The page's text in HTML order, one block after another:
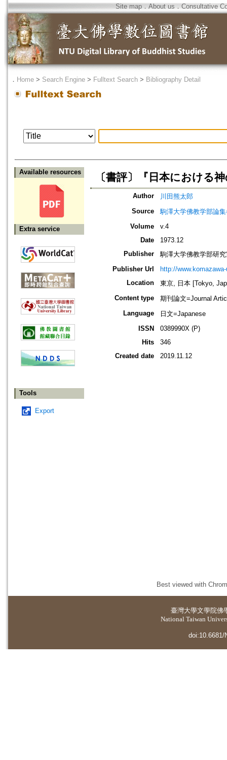
Site map．About us ． Consultative
． Home > Search Engine > Fulltext Search > Bibliography Detail
Available resources
Extra service
Tools
Export
〔書評〕『日本における
Author
川田熊太郎
Source
駒澤大学佛教学部論
Volume
v.4
Date
1973.12
Publisher
駒澤大学佛教学部研
Publisher Url
http://
Location
東京, 日本 [Tokyo,
Content type
期刊論文=Journal
Language
日文=Japanese
ISSN
0389990X (P)
Hits
346
Created date
2019.11.12
Best viewed with
臺灣大學文學院佛
National Taiwan
doi:10.6681/